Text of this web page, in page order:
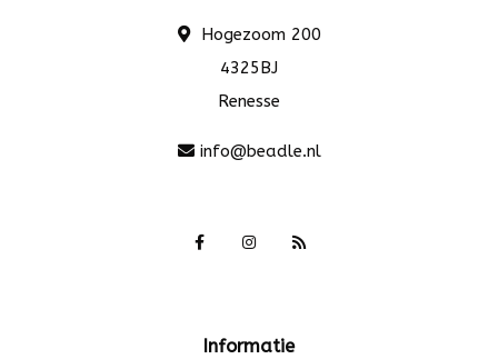
Hogezoom 200
4325BJ
Renesse
info@beadle.nl
Informatie